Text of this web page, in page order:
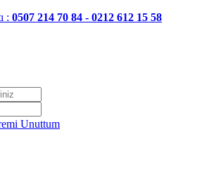
: 0507 214 70 84 - 0212 612 15 58
Unuttum